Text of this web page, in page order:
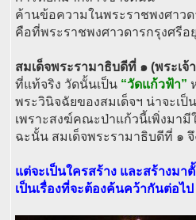
ค้านข้อความในพระราชพงศาว
คือที่พระราชพงศาวดารกรุงศรีอ
สมเด็จพระรามาธิบดีที่ ๑ (พระเจ้
ที่แท้จริง วัดนั้นเป็น “วัดแก้วฟ้า”
พระวินิจฉัยของสมเด็จฯ น่าจะเป็
เพราะสงฆ์คณะป่าแก้วนี้เพิ่งมามี
ฉะนั้น สมเด็จพระรามาธิบดีที่ ๑
แต่จะเป็นใครสร้าง และสร้างมา
เป็นเรื่องที่จะต้องค้นคว้ากันต่อไป